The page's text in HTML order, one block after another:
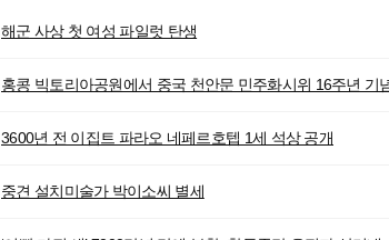
해군 사상 첫 여성 파일럿 탄생
홍콩 빅토리아공원에서 중국 천안문 민주화시위 16주년 기
3600년 전 이집트 파라오 네페르호텝 1세 석상 공개
중견 설치미술가 박이소씨 별세